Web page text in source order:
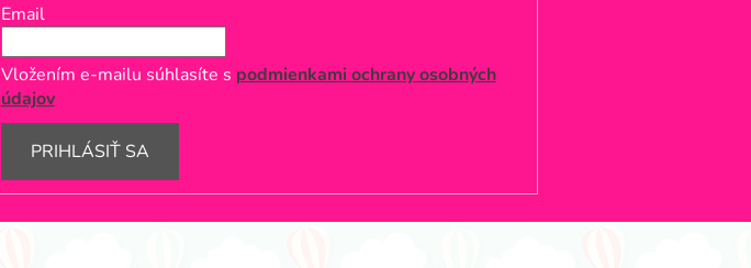
Email
Vložením e-mailu súhlasíte s podmienkami ochrany osobných
údajov
PRIHLÁSIŤ SA